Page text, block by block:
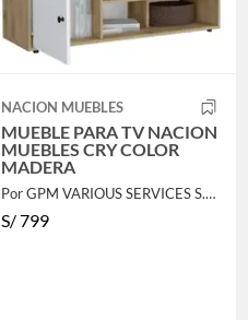
NACION MUEBLES
MUEBLE PARA TV NACION
MUEBLES CRY COLOR
MADERA
Por GPM VARIOUS SERVICES S.A.C.
S/799